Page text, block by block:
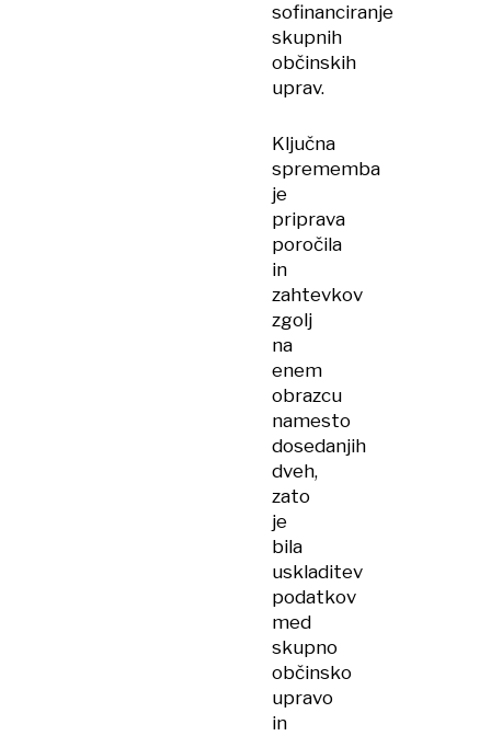
sofinanciranje
skupnih
občinskih
uprav.
Ključna
sprememba
je
priprava
poročila
in
zahtevkov
zgolj
na
enem
obrazcu
namesto
dosedanjih
dveh,
zato
je
bila
uskladitev
podatkov
med
skupno
občinsko
upravo
in